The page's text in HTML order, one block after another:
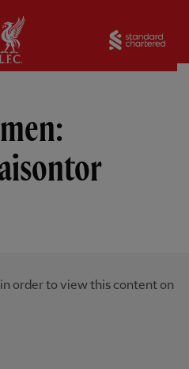
Startseite
order to view this content on